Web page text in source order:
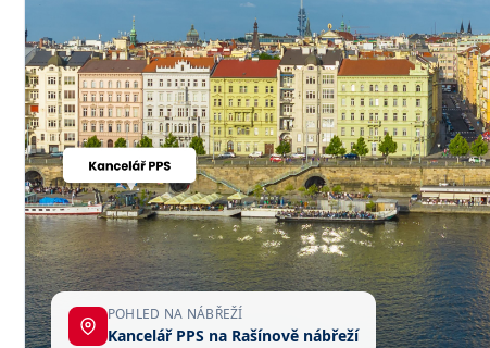
POHLED NA NÁBŘEŽÍ
Kancelář PPS na Rašínově nábřeží